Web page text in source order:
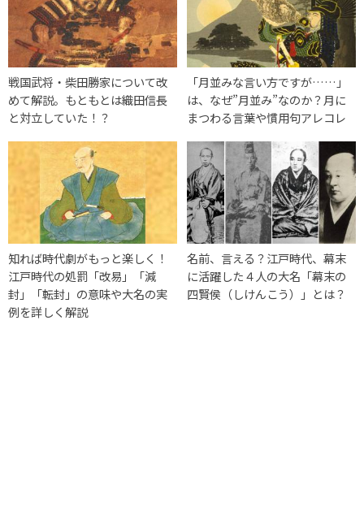
戦国武将・柴田勝家について改
めて解説。もともとは織田信長
と対立していた！？
「月並みな言い方ですが……」
は、なぜ”月並み”なのか？月に
まつわる言葉や慣用句アレコレ
知れば時代劇がもっと楽しく！
江戸時代の処罰「改易」「減
封」「転封」の意味や大名の実
例を詳しく解説
名前、言える？江戸時代、幕末
に活躍した４人の大名「幕末の
四賢侯（しけんこう）」とは？